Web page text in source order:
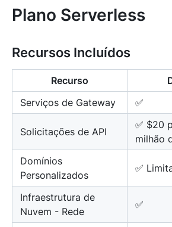
Plano Serverless
Recursos Incluídos
Recurso
Serviços de Gateway
✅
Solicitações de API
✅ $20
milhão
Domínios
Personalizados
✅
Infraestrutura de
Nuvem - Rede
✅